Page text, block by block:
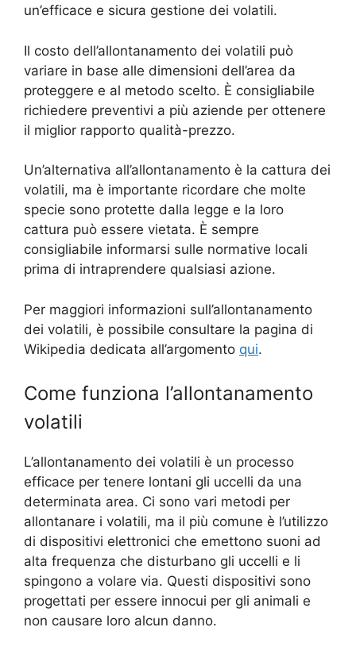
un’efficace e sicura gestione dei volatili.
Il costo dell’allontanamento dei volatili può
variare in base alle dimensioni dell’area da
proteggere e al metodo scelto. È consigliabile
richiedere preventivi a più aziende per ottenere
il miglior rapporto qualità-prezzo.
Un’alternativa all’allontanamento è la cattura dei
volatili, ma è importante ricordare che molte
specie sono protette dalla legge e la loro
cattura può essere vietata. È sempre
consigliabile informarsi sulle normative locali
prima di intraprendere qualsiasi azione.
Per maggiori informazioni sull’allontanamento
dei volatili, è possibile consultare la pagina di
Wikipedia dedicata all’argomento qui.
Come funziona l’allontanamento
volatili
L’allontanamento dei volatili è un processo
efficace per tenere lontani gli uccelli da una
determinata area. Ci sono vari metodi per
allontanare i volatili, ma il più comune è l’utilizzo
di dispositivi elettronici che emettono suoni ad
alta frequenza che disturbano gli uccelli e li
spingono a volare via. Questi dispositivi sono
progettati per essere innocui per gli animali e
non causare loro alcun danno.